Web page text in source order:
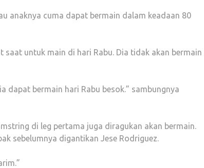
anaknya cuma dapat bermain dalam keadaan 80
untuk main di hari Rabu. Dia tidak akan bermain
dapat bermain hari Rabu besok.” sambungnya
di leg pertama juga diragukan akan bermain.
sebelumnya digantikan Jese Rodriguez.